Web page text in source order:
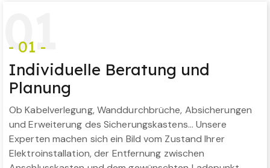
01
- 01 -
Individuelle Beratung und
Planung
Ob Kabelverlegung, Wanddurchbrüche, Absicherungen
und Erweiterung des Sicherungskastens… Unsere
Experten machen sich ein Bild vom Zustand Ihrer
Elektroinstallation, der Entfernung zwischen